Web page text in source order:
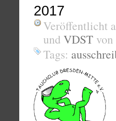
2017
Veröffentlicht
und VDST von
Tags: